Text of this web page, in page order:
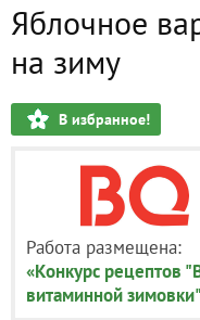
Яблочное
на зиму
В избранное!
Работа размещена:
«Конкурс рецептов
витаминной